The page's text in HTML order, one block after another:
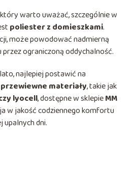
warto uważać, szczególnie w
poliester z domieszkami.
może powodować nadmierną
ograniczoną oddychalność.
najlepiej postawić na
materiały, takie jak
lyocell, dostępne w sklepieMM
w jakość codziennego komfortu
upalnych dni.